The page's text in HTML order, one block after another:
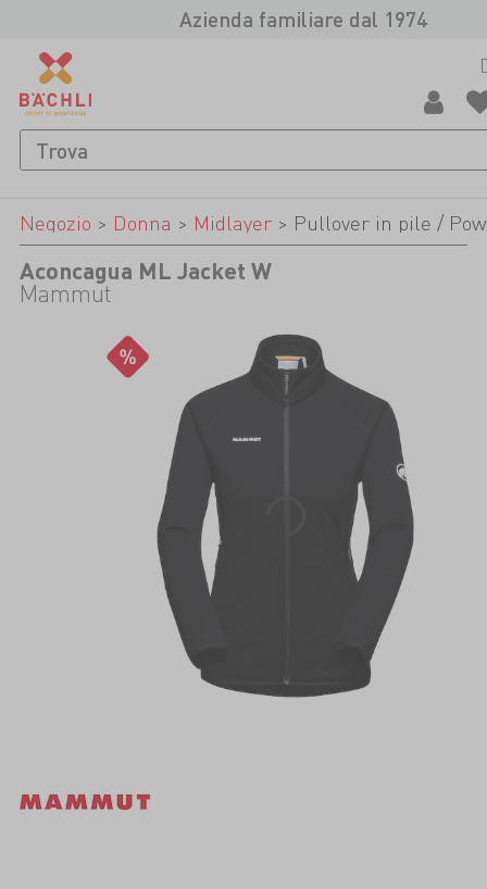
Azienda familiare dal 1974
Negozio > Donna > Midlayer> Pullover in pile /
Aconcagua ML Jacket W
Mammut